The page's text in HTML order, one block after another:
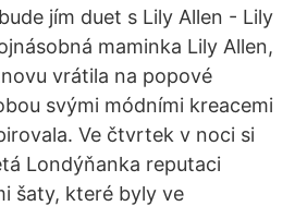
jím duet s Lily Allen - Lily
maminka Lily Allen,
vrátila na popové
svými módními kreacemi
Ve čtvrtek v noci si
Londýňanka reputaci
šaty, které byly ve